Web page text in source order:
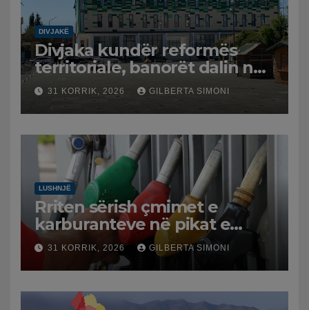
DIVJAKË
Divjaka kundër reformës
territoriale, banorët dalin në
protestë.
31 KORRIK, 2026 GILBERTA SIMONI
LUSHNJË
Rriten sërish çmimet e
karburanteve në pikat e
karburanteve në Lushnjë.
Tensionet në Lindjen e
Mesme shtrenjtojnë naftën
dhe benzinën në vend
31 KORRIK, 2026 GILBERTA SIMONI